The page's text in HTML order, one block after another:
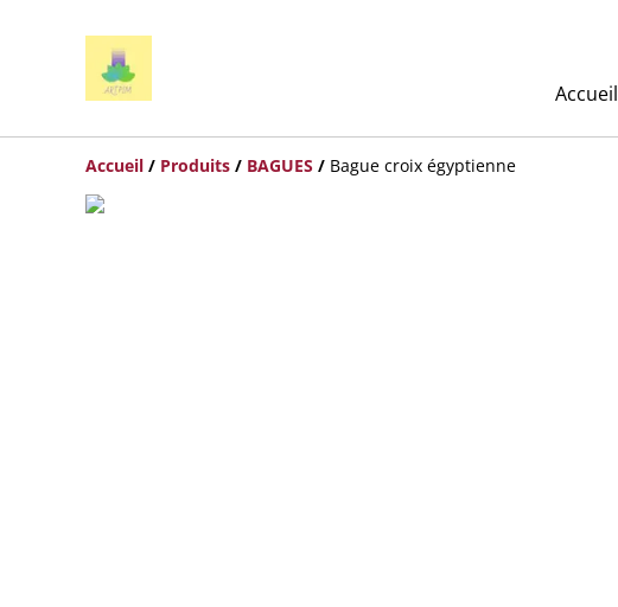
Accueil
Accueil / Produits / BAGUES / Bague croix égyptienne